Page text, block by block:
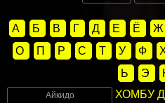
А Б В Г Д Е Ё Ж
О
П Р С Т У Ф
Ь
Э
Айкидо ХОМБУ